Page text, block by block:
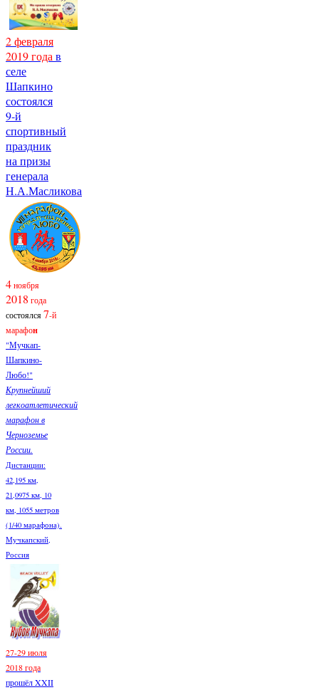
2 февраля
2019 года в
селе
Шапкино
состоялся
9-й
спортивный
праздник
на призы
генерала
Н.А.Масликова
4ноября
2018 года
состоялся7-й
марафон
"Мучкап-
Шапкино-
Любо!"
Крупнейший
легкоатлетический
марафон в
Черноземье
России.
Дистанции:
42,195 км,
21,0975 км, 10
км, 1055 метров
(1/40 марафона).
Мучкапский,
Россия
27-29 июля
2018 года
прошёл XXII